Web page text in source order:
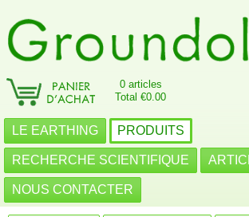
0 articles
Total €0.00
LE EARTHING PRODUITS
RECHERCHE SCIENTIFIQUE
NOUS CONTACTER